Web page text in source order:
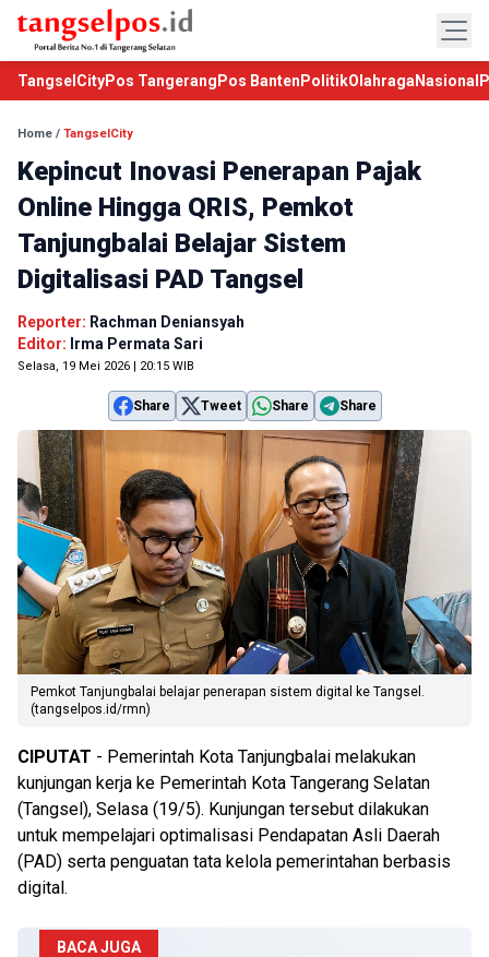
TangselCityPos Tangerang Pos Banten PolitikOlahraga Nasional
Home / TangselCity
Kepincut Inovasi Penerapan Pajak
Online Hingga QRIS, Pemkot
Tanjungbalai Belajar Sistem
Digitalisasi PAD Tangsel
Reporter: Rachman Deniansyah
Editor: Irma Permata Sari
Selasa, 19 Mei 2026 | 20:15 WIB
Share Tweet Share Share
Pemkot Tanjungbalai belajar penerapan sistem digital ke Tangsel.
(tangselpos.id/rmn)
CIPUTAT - Pemerintah Kota Tanjungbalai melakukan
kunjungan kerja ke Pemerintah Kota Tangerang Selatan
(Tangsel), Selasa (19/5). Kunjungan tersebut dilakukan
untuk mempelajari optimalisasi Pendapatan Asli Daerah
(PAD) serta penguatan tata kelola pemerintahan berbasis
digital.
BACA JUGA